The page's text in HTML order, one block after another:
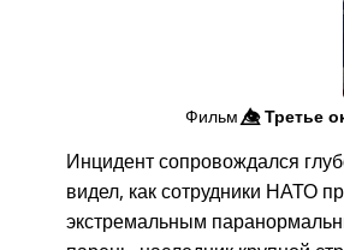
Фильм👁️⃤Третье
Инцидент сопровождался
видел, как сотрудники НАТО
экстремальным